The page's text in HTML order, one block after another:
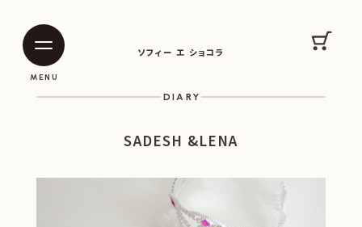
ソフィー エ ショコラ
MENU
カー
DIARY
SADESH &LENA